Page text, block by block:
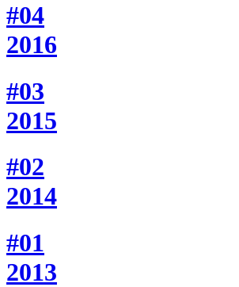
#04
2016
#03
2015
#02
2014
#01
2013